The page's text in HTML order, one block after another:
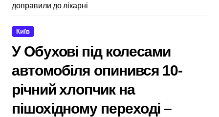
доправили до лікарні
Київ
У Обухові під колесами
автомобіля опинився 10-
річний хлопчик на
пішохідному переході –